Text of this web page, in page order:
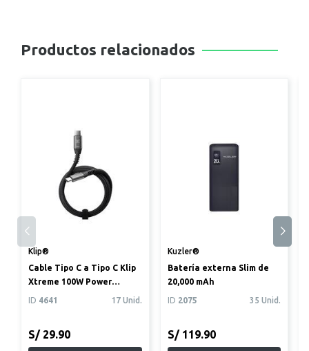
Productos relacionados
Klip®
Cable Tipo C a Tipo C Klip
Xtreme 100W Power
Delivery Trenzado 1.8m
ID 4641 17 Unid.
S/ 29.90
Kuzler®
Batería externa Slim de
20,000 mAh
ID 2075 35 Unid.
S/ 119.90